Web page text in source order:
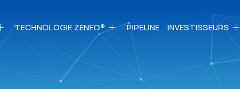
TECHNOLOGIE ZENEO® PIPELINE INVESTISSEURS